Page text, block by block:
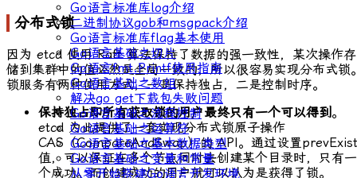
Go语言标准库log介绍
二进制协议gob和msgpack介绍
Go语言标准库flag基本使用
Go语言基础之切片
Go语言fmt.Printf使用指南
Go语言基础之数组
解决go get下载包失败问题
Go语言基础之流程控制
Go语言基础之运算符
Go语言基础之基本数据类型
Go语言基础之变量和常量
从零开始搭建Go语言开发环境
分布式锁
因为 etcd 使用 Raft 算法保持了数据的强一致性，某次操作存
储到集群中的值必然是全局一致的，所以很容易实现分布式锁
锁服务有两种使用方式，一是保持独占，二是控制时序。
保持独占即所有获取锁的用户最终只有一个可以得到。
etcd 为此提供了一套实现分布式锁原子操作
CAS（CompareAndSwap）的 API。通过设置prevExist
值，可以保证在多个节点同时去创建某个目录时，只有一
个成功。而创建成功的用户就可以认为是获得了锁。